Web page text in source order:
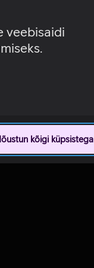
veebisaidi
kõigi küpsistega